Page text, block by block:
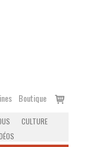
Boutique
Voir
CULTURE